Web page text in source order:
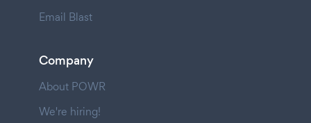
Email Blast
Company
About POWR
We're hiring!